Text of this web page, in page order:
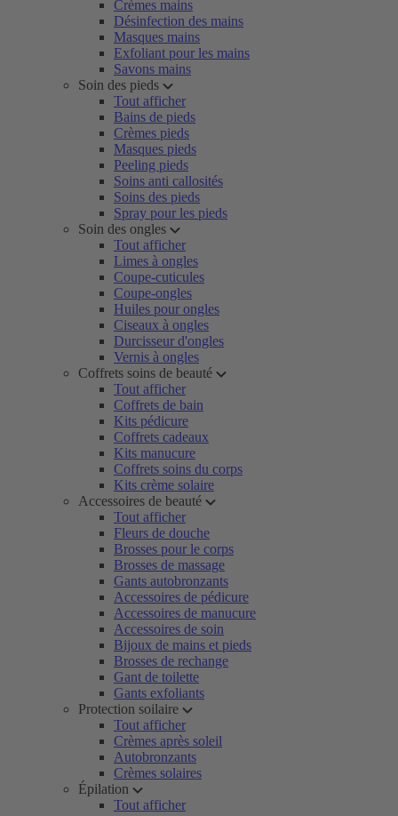
Crèmes mains
Désinfection des mains
Masques mains
Exfoliant pour les mains
Savons mains
Soin des pieds
Tout afficher
Bains de pieds
Crèmes pieds
Masques pieds
Peeling pieds
Soins anti callosités
Soins des pieds
Spray pour les pieds
Soin des ongles
Tout afficher
Limes à ongles
Coupe-cuticules
Coupe-ongles
Huiles pour ongles
Ciseaux à ongles
Durcisseur d'ongles
Vernis à ongles
Coffrets soins de beauté
Tout afficher
Coffrets de bain
Kits pédicure
Coffrets cadeaux
Kits manucure
Coffrets soins du corps
Kits crème solaire
Accessoires de beauté
Tout afficher
Fleurs de douche
Brosses pour le corps
Brosses de massage
Gants autobronzants
Accessoires de pédicure
Accessoires de manucure
Accessoires de soin
Bijoux de mains et pieds
Brosses de rechange
Gant de toilette
Gants exfoliants
Protection soilaire
Tout afficher
Crèmes après soleil
Autobronzants
Crèmes solaires
Épilation
Tout afficher